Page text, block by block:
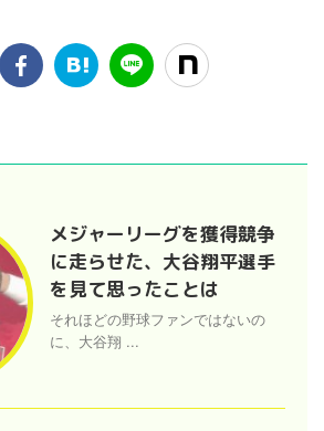
メジャーリーグを獲得競争
に走らせた、大谷翔平選手
を見て思ったことは
それほどの野球ファンではないの
に、大谷翔 ...